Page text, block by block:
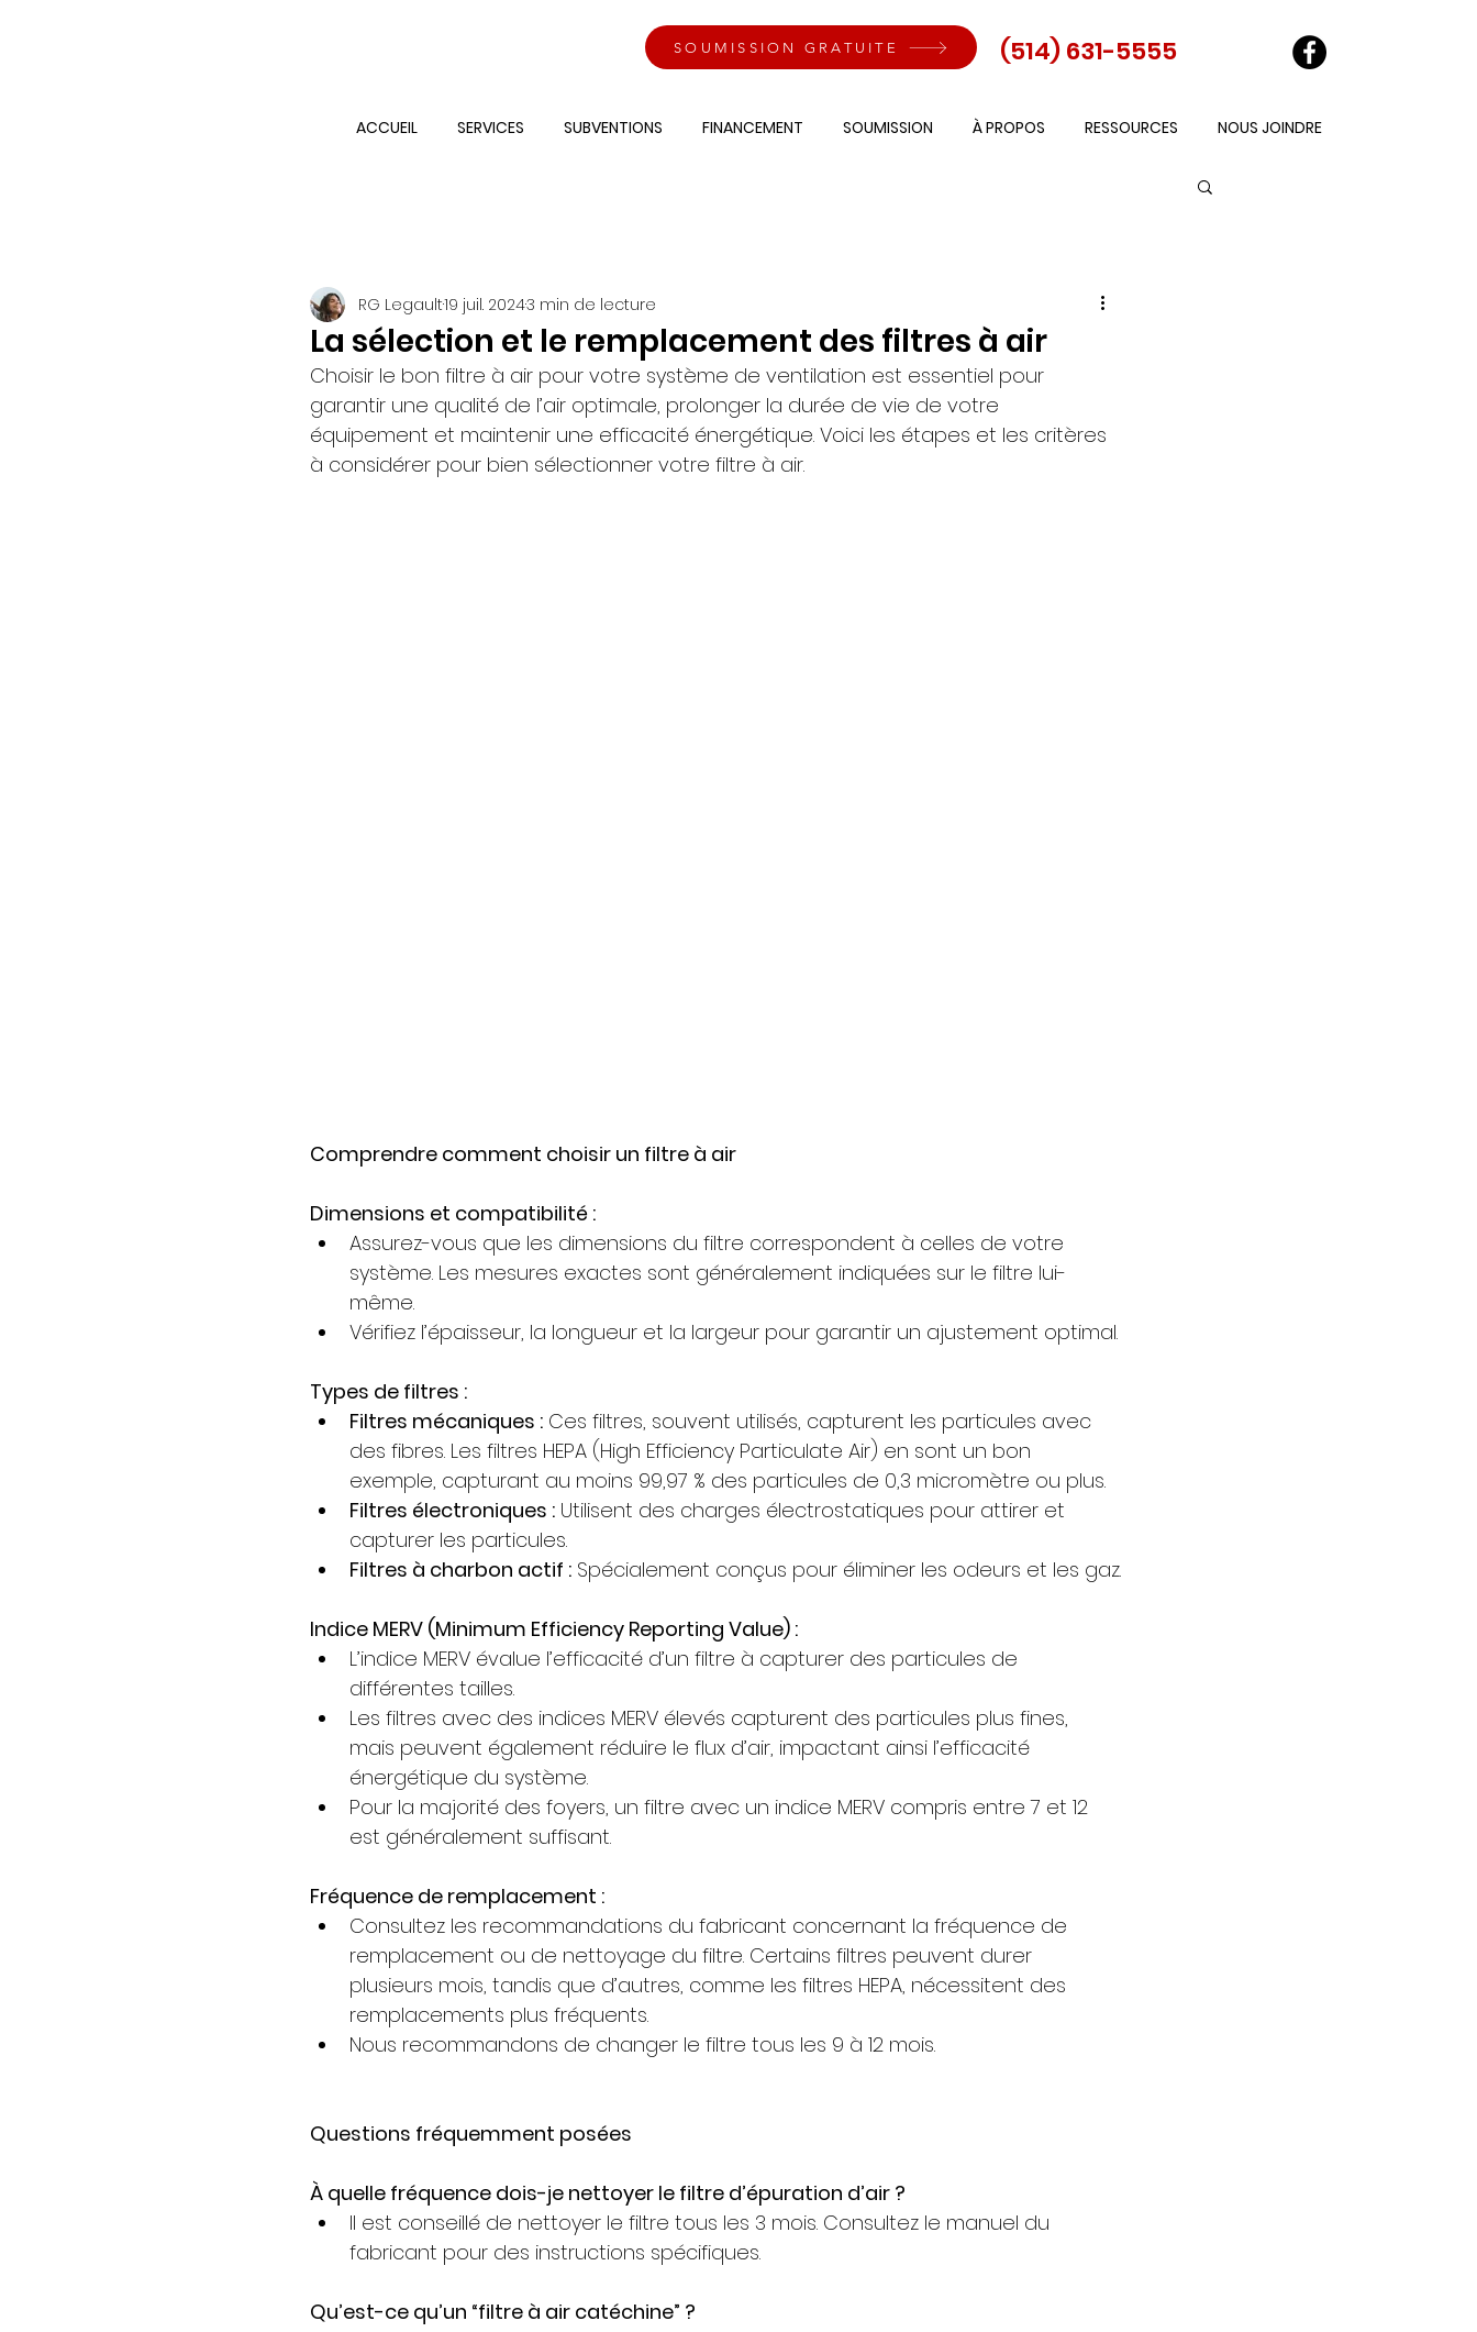
SOUMISSION GRATUITE (514) 631-5555
ACCUEIL SERVICES SUBVENTIONS FINANCEMENT SOUMISSION À PROPOS RESSOURCES NOUS JOINDRE
La sélection et le remplacement des filtres à air
RG Legault19 juil. 20243 min de lecture
Choisir le bon filtre à air pour votre système de ventilation est essentiel pour
garantir une qualité de l’air optimale, prolonger la durée de vie de votre
équipement et maintenir une efficacité énergétique. Voici les étapes et les critères
à considérer pour bien sélectionner votre filtre à air.
Comprendre comment choisir un filtre à air
Dimensions et compatibilité :
Assurez-vous que les dimensions du filtre correspondent à celles de votre
système. Les mesures exactes sont généralement indiquées sur le filtre lui-
même.
Vérifiez l’épaisseur, la longueur et la largeur pour garantir un ajustement optimal.
Types de filtres :
Filtres mécaniques : Ces filtres, souvent utilisés, capturent les particules avec
des fibres. Les filtres HEPA (High Efficiency Particulate Air) en sont un bon
exemple, capturant au moins 99,97 % des particules de 0,3 micromètre ou plus.
Filtres électroniques : Utilisent des charges électrostatiques pour attirer et
capturer les particules.
Filtres à charbon actif : Spécialement conçus pour éliminer les odeurs et les gaz.
Indice MERV (Minimum Efficiency Reporting Value) :
L’indice MERV évalue l’efficacité d’un filtre à capturer des particules de
différentes tailles.
Les filtres avec des indices MERV élevés capturent des particules plus fines,
mais peuvent également réduire le flux d’air, impactant ainsi l’efficacité
énergétique du système.
Pour la majorité des foyers, un filtre avec un indice MERV compris entre 7 et 12
est généralement suffisant.
Fréquence de remplacement :
Consultez les recommandations du fabricant concernant la fréquence de
remplacement ou de nettoyage du filtre. Certains filtres peuvent durer
plusieurs mois, tandis que d’autres, comme les filtres HEPA, nécessitent des
remplacements plus fréquents.
Nous recommandons de changer le filtre tous les 9 à 12 mois.
Questions fréquemment posées
À quelle fréquence dois-je nettoyer le filtre d’épuration d’air ?
Il est conseillé de nettoyer le filtre tous les 3 mois. Consultez le manuel du
fabricant pour des instructions spécifiques.
Qu’est-ce qu’un “filtre à air catéchine” ?